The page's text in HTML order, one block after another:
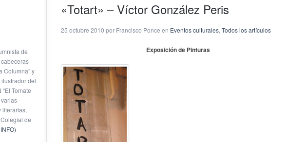
de
Columna” y
ilustrador del
Tomate
literarias,
de
«Totart» – Víctor González Peris
25 octubre 2010 por Francisco Ponce en Eventos culturales, Todos los artículos
Exposición de Pinturas